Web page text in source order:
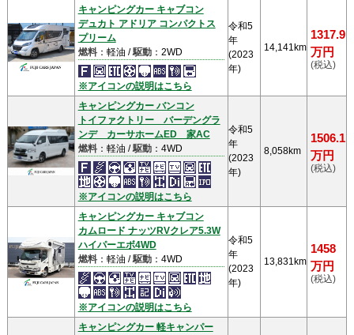
キャンピングカー キャブコン
デュカト アドリア コンパクトス
プリーム
燃料：軽油 /駆動：2WD
※アイコンの説明はこちら
令和5
年
(2023
年)
14,141km
1317.9
万円
(税込)
キャンピングカー バンコン
トイファクトリー バーデングラ
ンデ カーサホームED 家AC
燃料：軽油 /駆動：4WD
※アイコンの説明はこちら
令和5
年
(2023
年)
8,058km
1506.1
万円
(税込)
キャンピングカー キャブコン
カムロード ナッツRVクレア5.3W
ハイパーエボ4WD
燃料：軽油 /駆動：4WD
※アイコンの説明はこちら
令和5
年
(2023
年)
13,831km
1458
万円
(税込)
キャンピングカー 軽キャンパー